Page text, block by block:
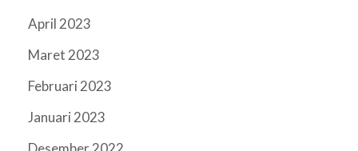
April 2023
Maret 2023
Februari 2023
Januari 2023